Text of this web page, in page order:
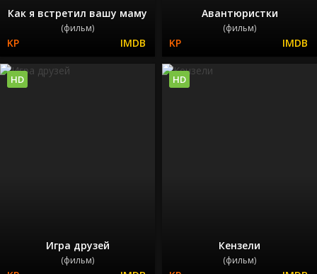
Как я встретил вашу маму
(фильм)
Авантюристки
(фильм)
Игра друзей
(фильм)
HD
Кензели
(фильм)
HD